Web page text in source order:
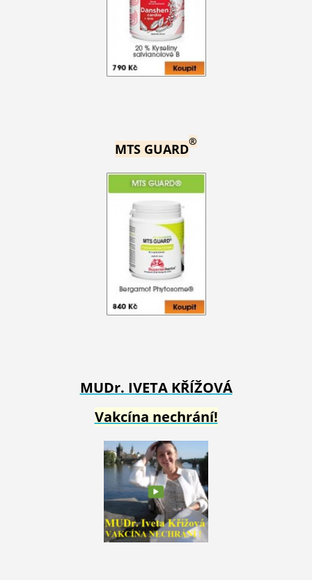
MTS GUARD®
MUDr. IVETA KŘÍŽOVÁ
Vakcína nechrání!